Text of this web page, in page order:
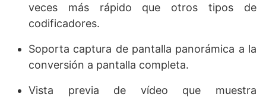
veces más rápido que otros tipos de
codificadores.
Soporta captura de pantalla panorámica a la
conversión a pantalla completa.
Vista previa de vídeo que muestra